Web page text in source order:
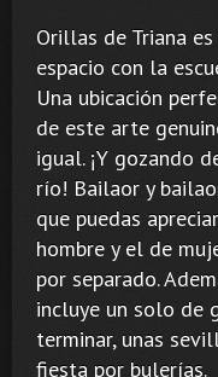
Orillas de Triana
espacio con la
Una ubicación
de este arte
igual. ¡Y gozando
río! Bailaor y
que puedas
hombre y el de
por separado.
incluye un solo de
terminar, unas
fiesta por bulerías.